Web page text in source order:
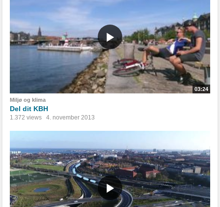
03:24
Miljø og klima
Del dit KBH
1.372 views 4. november 2013